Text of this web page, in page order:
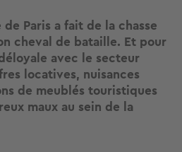
Paris a fait de la chasse
cheval de bataille. Et pour
avec le secteur
locatives, nuisances
de meublés touristiques
maux au sein de la